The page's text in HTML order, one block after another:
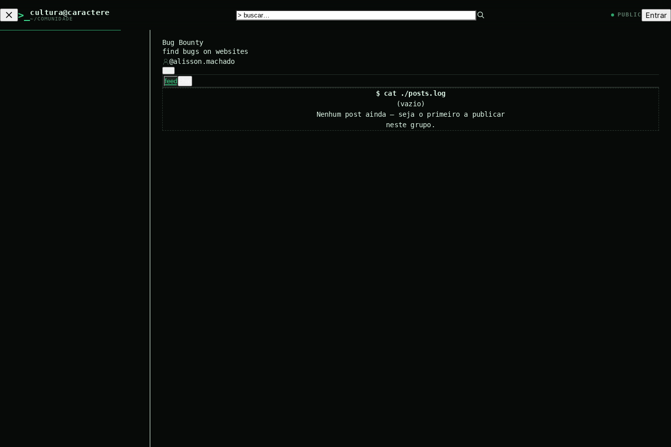
>_ cultura@caractere
~/COMUNIDADE
PUBLIC Entrar
Bug Bounty
find bugs on websites
@alisson.machado
feed
$ cat ./posts.log
(vazio)
Nenhum post ainda — seja o primeiro a publicar
neste grupo.